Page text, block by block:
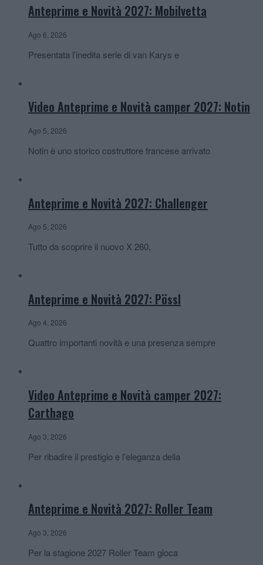
Anteprime e Novità 2027: Mobilvetta
Ago 6, 2026
Presentata l’inedita serie di van Karys e
Video Anteprime e Novità camper 2027: Notin
Ago 5, 2026
Notin è uno storico costruttore francese arrivato
Anteprime e Novità 2027: Challenger
Ago 5, 2026
Tutto da scoprire il nuovo X 260,
Anteprime e Novità 2027: Pössl
Ago 4, 2026
Quattro importanti novità e una presenza sempre
Video Anteprime e Novità camper 2027:
Carthago
Ago 3, 2026
Per ribadire il prestigio e l’eleganza della
Anteprime e Novità 2027: Roller Team
Ago 3, 2026
Per la stagione 2027 Roller Team gioca